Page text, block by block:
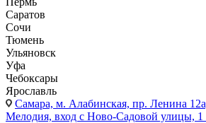
Саратов
Сочи
Тюмень
Ульяновск
Уфа
Чебоксары
Ярославль
Самара, м. Алабинская, пр. Ленина
Мелодия, вход с Ново-Садовой улицы, 1